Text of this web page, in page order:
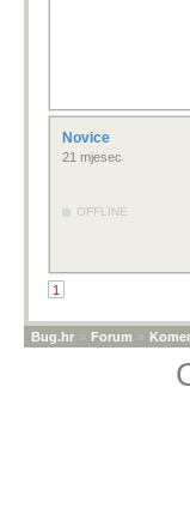
Novice
21 mjesec
OFFLINE
1
Bug.hr » Forum »